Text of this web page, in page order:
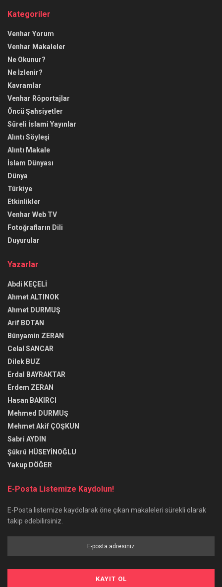
Kategoriler
Venhar Yorum
Venhar Makaleler
Ne Okunur?
Ne İzlenir?
Kavramlar
Venhar Röportajlar
Öncü Şahsiyetler
Süreli İslami Yayınlar
Alıntı Söyleşi
Alıntı Makale
İslam Dünyası
Dünya
Türkiye
Etkinlikler
Venhar Web TV
Fotoğrafların Dili
Duyurular
Yazarlar
Abdi KEÇELİ
Ahmet ALTINOK
Ahmet DURMUŞ
Arif BOTAN
Bünyamin ZERAN
Celal SANCAR
Dilek BUZ
Erdal BAYRAKTAR
Erdem ZERAN
Hasan BAKIRCI
Mehmed DURMUŞ
Mehmet Akif ÇOŞKUN
Sabri AYDIN
Şükrü HÜSEYİNOĞLU
Yakup DÖĞER
E-Posta Listemize Kaydolun!
E-Posta listemize kaydolarak öne çıkan makaleleri sürekli olarak
takip edebilirsiniz.